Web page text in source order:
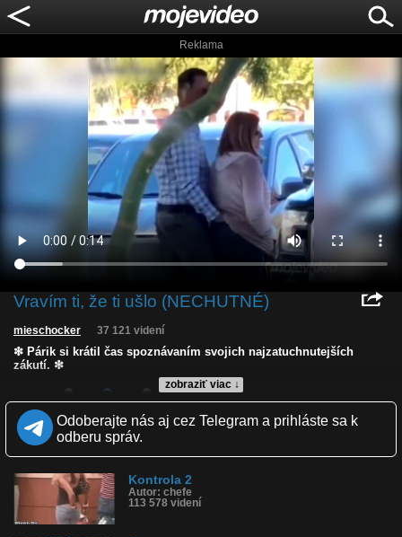
Reklama
Vravím ti, že ti ušlo (NECHUTNÉ)
zobraziť viac ↓
mieschocker 37 121 videní
❇ Párik si krátil čas spoznávaním svojich najzatuchnutejších
zákutí. ❇
LQ
Zverejnené: 28.1.2019 20:55
Páči sa: 22% (59 hlasov)
Obľúbené: 4
Komentárov: 64
Kategória: ľudia
Tagy: smrad, ovoňala riť, kontrola, prsty, prst, riť, nechutné, nos
História sledovanosti videa:
Odoberajte nás aj cez Telegram a prihláste sa k
odberu správ.
Kontrola 2
Autor: chefe
113 578 videní